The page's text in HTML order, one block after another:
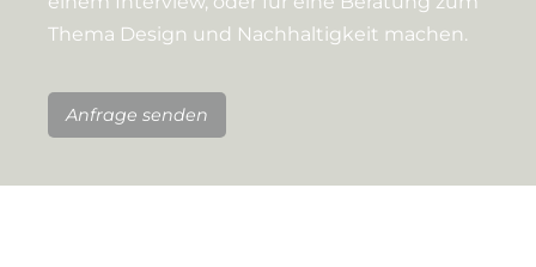
Thema Design und Nachhaltigkeit machen.
Anfrage senden